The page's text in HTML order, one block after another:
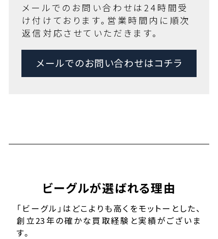
メールでのお問い合わせは24時間受
け付けております。営業時間内に順次
返信対応させていただきます。
メールでのお問い合わせはコチラ
ビーグルが選ばれる理由
「ビーグル」はどこよりも高くをモットーとした、
創立23年の確かな買取経験と実績がございま
す。